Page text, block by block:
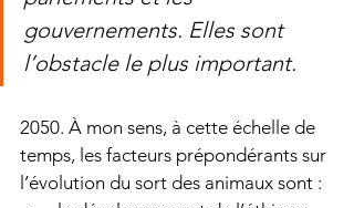
gouvernements. Elles sont
l’obstacle le plus important.
2050. À mon sens, à cette échelle de
temps, les facteurs prépondérants sur
l’évolution du sort des animaux sont :